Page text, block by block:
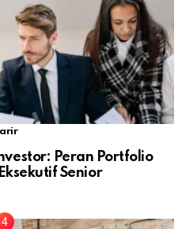
Peran Portfolio
Senior